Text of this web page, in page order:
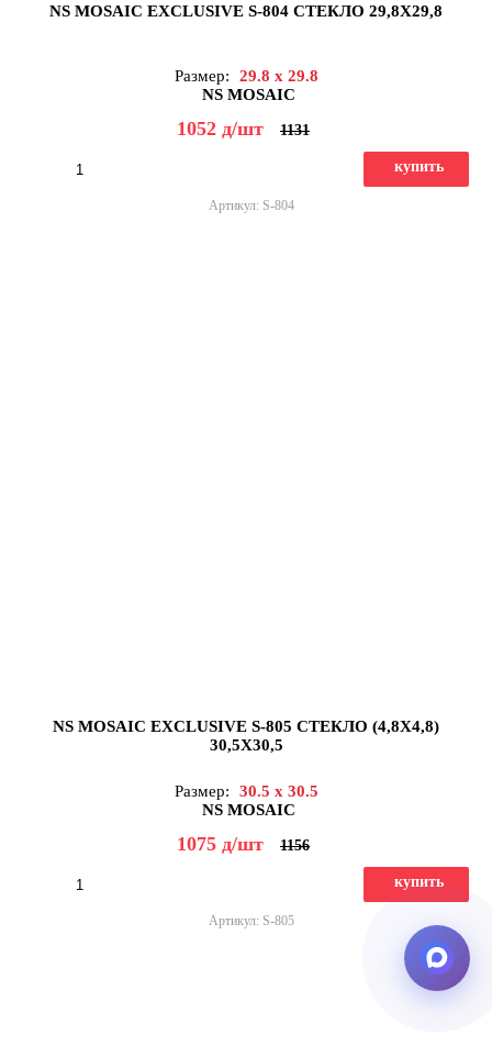
NS MOSAIC EXCLUSIVE S-804 СТЕКЛО 29,8X29,8
Размер:
29.8 x 29.8
NS MOSAIC
1052 д/шт 1131
купить
Артикул: S-804
NS MOSAIC EXCLUSIVE S-805 СТЕКЛО (4,8X4,8)
30,5X30,5
Размер:
30.5 x 30.5
NS MOSAIC
1075 д/шт 1156
купить
Артикул: S-805